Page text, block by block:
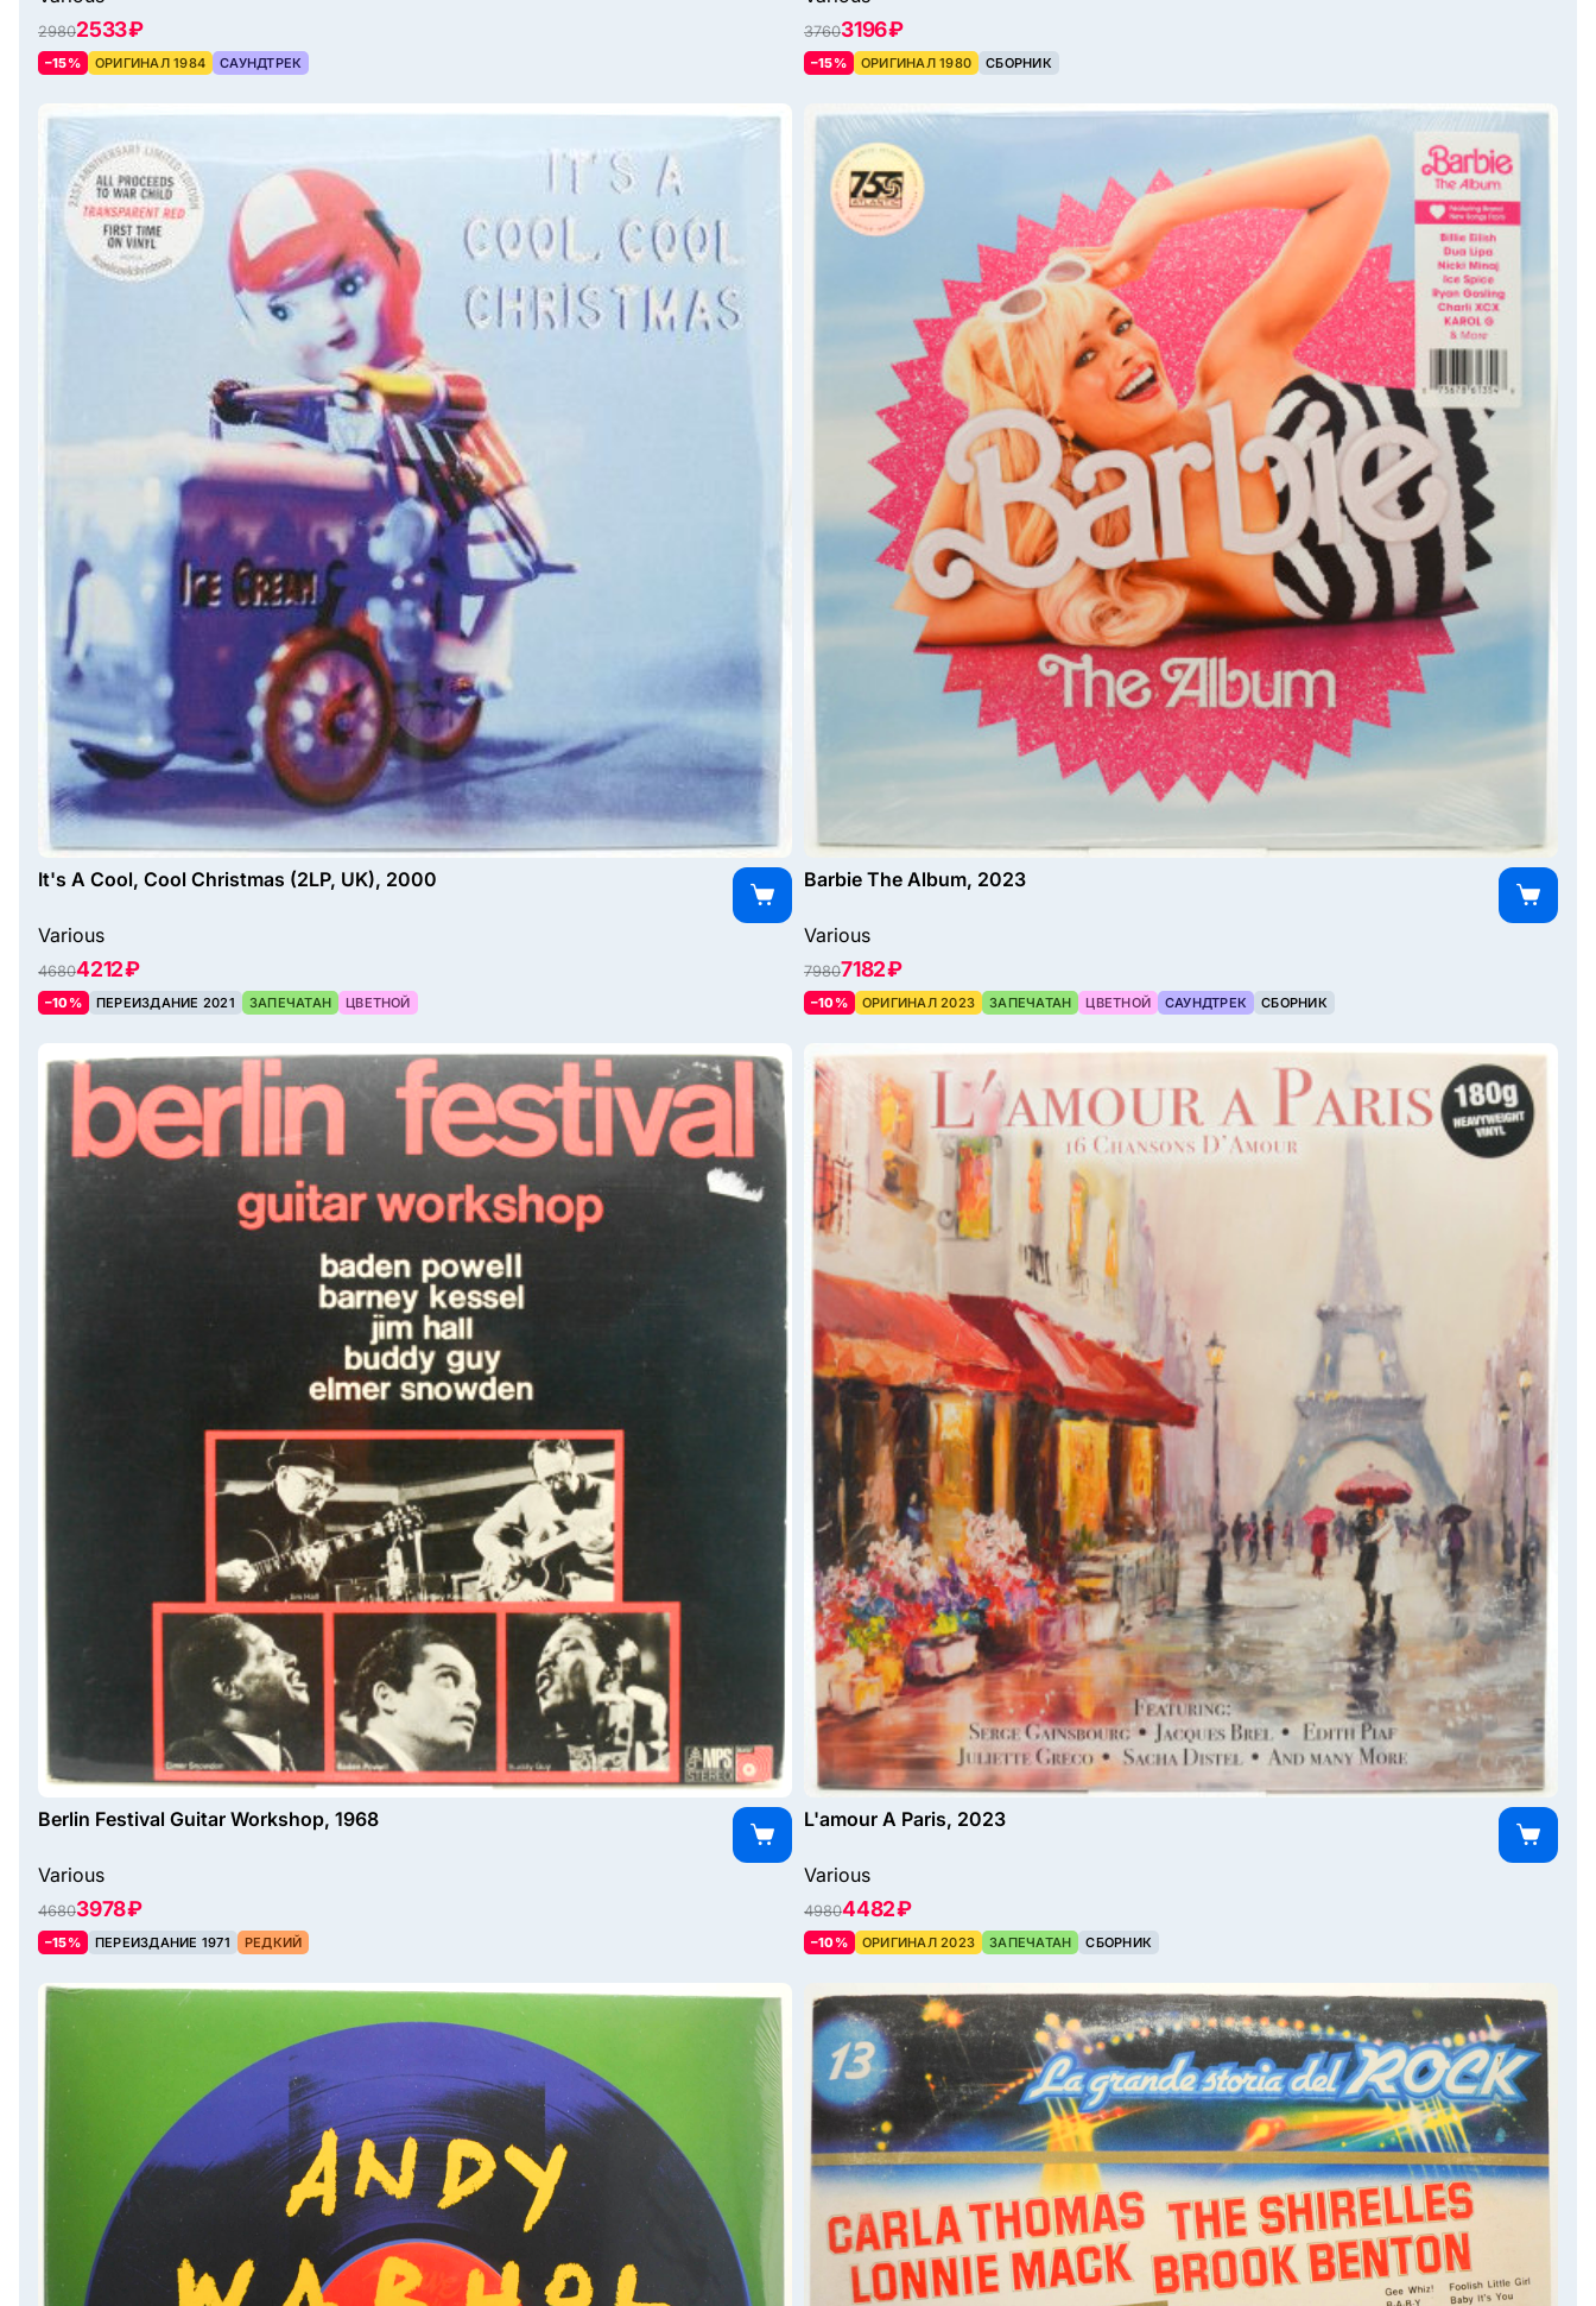
29802533 ₽
–15% ОРИГИНАЛ 1984 САУНДТРЕК
37603196 ₽
–15% ОРИГИНАЛ 1980 СБОРНИК
It's A Cool, Cool Christmas (2LP, UK), 2000
Various
46804212 ₽
–10% ПЕРЕИЗДАНИЕ 2021 ЗАПЕЧАТАН ЦВЕТНОЙ
Barbie The Album, 2023
Various
79807182 ₽
–10% ОРИГИНАЛ 2023 ЗАПЕЧАТАН ЦВЕТНОЙ САУНДТРЕК СБОРНИК
Berlin Festival Guitar Workshop, 1968
Various
46803978 ₽
–15% ПЕРЕИЗДАНИЕ 1971 РЕДКИЙ
L'amour A Paris, 2023
Various
49804482 ₽
–10% ОРИГИНАЛ 2023 ЗАПЕЧАТАН СБОРНИК